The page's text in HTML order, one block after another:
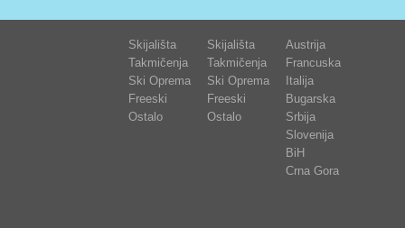
Skijališta
Takmičenja
Ski Oprema
Freeski
Ostalo
Skijališta
Takmičenja
Ski Oprema
Freeski
Ostalo
Austrija
Francuska
Italija
Bugarska
Srbija
Slovenija
BiH
Crna Gora